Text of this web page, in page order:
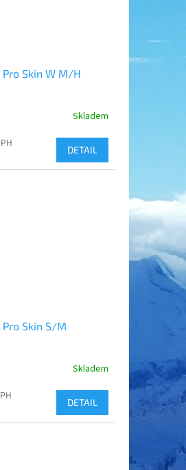
Skin W M/H
Skladem
DETAIL
Skin S/M
Skladem
DETAIL